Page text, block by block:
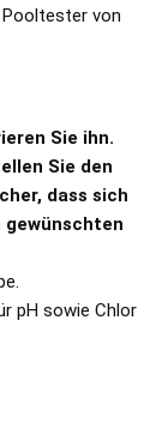
von
Sie ihn.
Sie den
dass sich
gewünschten
pH sowie Chlor